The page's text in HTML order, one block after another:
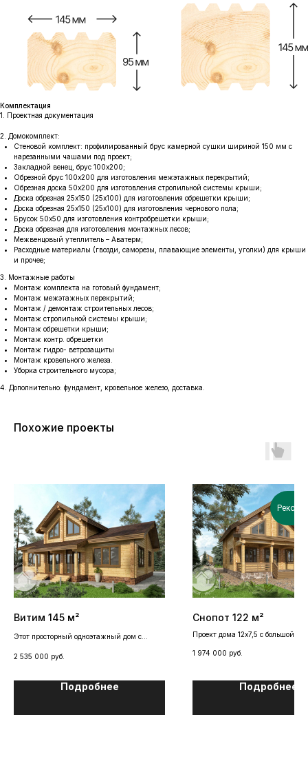
Комплектация
1. Проектная документация
2. Домокомплект:
Стеновой комплект: профилированный брус камерной сушки шириной 150 мм с
нарезанными чашами под проект;
Закладной венец, брус 100х200;
Обрезной брус 100х200 для изготовления межэтажных перекрытий;
Обрезная доска 50х200 для изготовления стропильной системы крыши;
Доска обрезная 25х150 (25х100) для изготовления обрешетки крыши;
Доска обрезная 25х150 (25х100) для изготовления чернового пола;
Брусок 50х50 для изготовления контробрешетки крыши;
Доска обрезная для изготовления монтажных лесов;
Межвенцовый утеплитель – Аватерм;
Расходные материалы (гвозди, саморезы, плавающие элементы, уголки) для крыши
и прочее;
3. Монтажные работы
Монтаж комплекта на готовый фундамент;
Монтаж межэтажных перекрытий;
Монтаж / демонтаж строительных лесов;
Монтаж стропильной системы крыши;
Монтаж обрешетки крыши;
Монтаж контр. обрешетки
Монтаж гидро- ветрозащиты
Монтаж кровельного железа.
Уборка строительного мусора;
4. Дополнительно: фундамент, кровельное железо, доставка.
Похожие проекты
Витим 145 м²
Этот просторный одноэтажный дом с
2 535 000 руб.
Подробнее
Снопот 122 м²
Проект дома 12х7,5 с большой
земельных участков.
1 974 000 руб.
Подробнее